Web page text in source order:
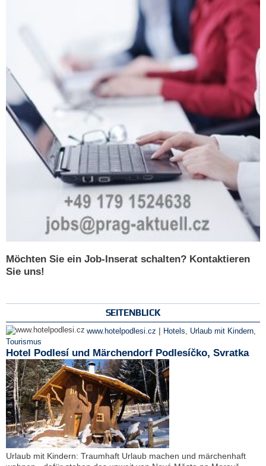
Möchten Sie ein Job-Inserat schalten? Kontaktieren
Sie uns!
SEITENBLICK
www.hotelpodlesi.cz | Hotels, Urlaub mit Kindern,
Tourismus
Hotel Podlesí und Märchendorf Podlesíčko, Svratka
Urlaub mit Kindern: Traumhaft Urlaub machen und märchenhaft